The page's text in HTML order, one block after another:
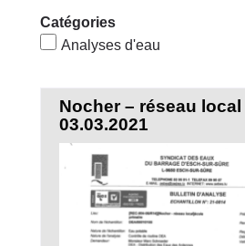
Catégories
Analyses d'eau
Nocher – réseau local
03.03.2021